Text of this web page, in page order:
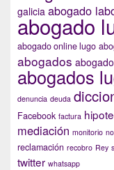
galicia abogado
abogado
abogado online lugo
abogados
abogados
denuncia deuda
Facebook factura
mediación monitorio
reclamación recobro Rey
twitter whatsapp